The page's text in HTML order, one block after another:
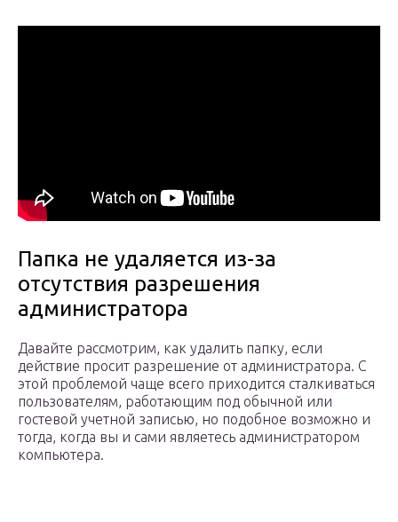
Папка не удаляется из-за
отсутствия разрешения
администратора
Давайте рассмотрим, как удалить папку, если
действие просит разрешение от администратора. С
этой проблемой чаще всего приходится сталкиваться
пользователям, работающим под обычной или
гостевой учетной записью, но подобное возможно и
тогда, когда вы и сами являетесь администратором
компьютера.